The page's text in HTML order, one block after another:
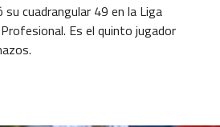
cuadrangular 49 en la Liga
Es el quinto jugador